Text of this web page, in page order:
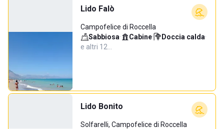
Lido Falò
Campofelice di Roccella
Sabbiosa· Cabine· Doccia calda·
e altri 12…
Lido Bonito
Solfarelli, Campofelice di Roccella